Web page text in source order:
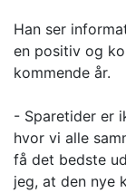
Han ser
en positiv og
kommende år.
- Sparetider er
hvor vi alle
få det bedste
jeg, at den nye